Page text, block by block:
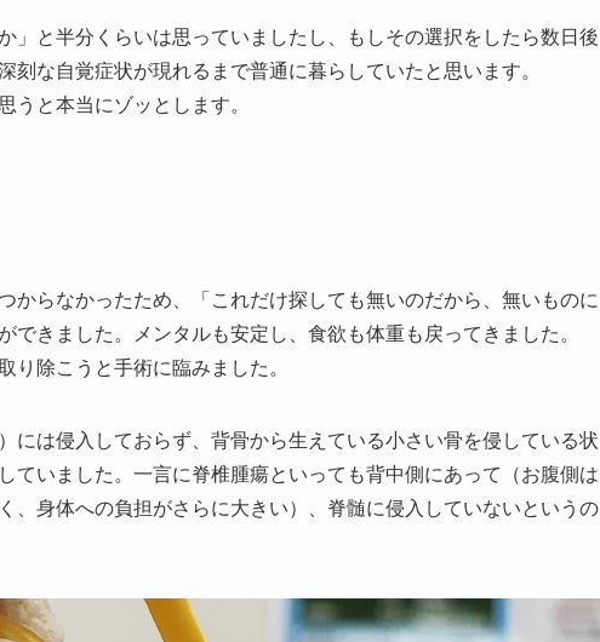
」と半分くらいは思っていましたし、もしその選択をしたら数日後
刻な自覚症状が現れるまで普通に暮らしていたと思います。
うと本当にゾッとします。
からなかったため、「これだけ探しても無いのだから、無いものに
できました。メンタルも安定し、食欲も体重も戻ってきました。
り除こうと手術に臨みました。
には侵入しておらず、背骨から生えている小さい骨を侵している状
ていました。一言に脊椎腫瘍といっても背中側にあって（お腹側は
、身体への負担がさらに大きい）、脊髄に侵入していないというの